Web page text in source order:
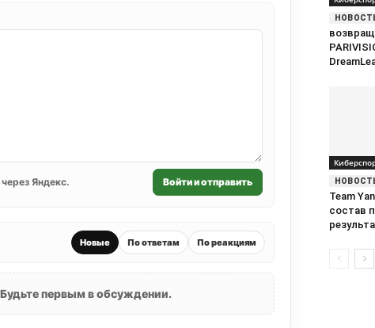
Яндекс. Войти и отправить
Новые По ответам По реакциям
первым в обсуждении.
Team
состав